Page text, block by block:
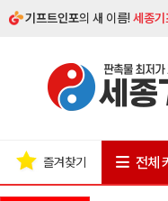
기프트인포의 새 이름!세종기
즐겨찾기 전체